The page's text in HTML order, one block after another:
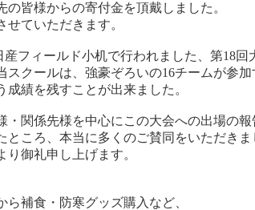
皆様からの寄付金を頂戴しました。
ていただきます。
フィールド小机で行われました、第18
クールは、強豪ぞろいの16チームが参
績を残すことが出来ました。
・関係先様を中心にこの大会への出場の報
ころ、本当に多くのご賛同をいただきま
御礼申し上げます。
補食・防寒グッズ購入など、